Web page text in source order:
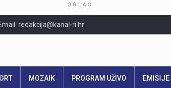
OGLAS
redakcija@kanal-ri.hr
MOZAIK PROGRAM UŽIVO EMISIJE